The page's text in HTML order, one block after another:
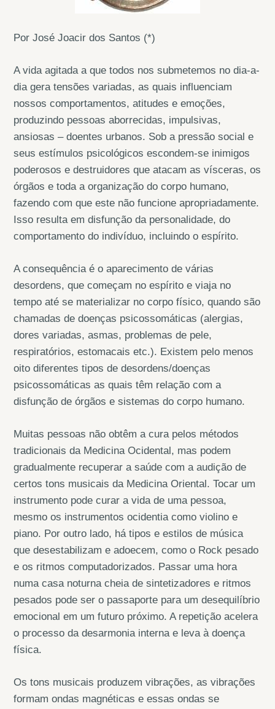
Por José Joacir dos Santos (*)
A vida agitada a que todos nos submetemos no dia-a-
dia gera tensões variadas, as quais influenciam
nossos comportamentos, atitudes e emoções,
produzindo pessoas aborrecidas, impulsivas,
ansiosas – doentes urbanos. Sob a pressão social e
seus estímulos psicológicos escondem-se inimigos
poderosos e destruidores que atacam as vísceras, os
órgãos e toda a organização do corpo humano,
fazendo com que este não funcione apropriadamente.
Isso resulta em disfunção da personalidade, do
comportamento do indivíduo, incluindo o espírito.
A consequência é o aparecimento de várias
desordens, que começam no espírito e viaja no
tempo até se materializar no corpo físico, quando são
chamadas de doenças psicossomáticas (alergias,
dores variadas, asmas, problemas de pele,
respiratórios, estomacais etc.). Existem pelo menos
oito diferentes tipos de desordens/doenças
psicossomáticas as quais têm relação com a
disfunção de órgãos e sistemas do corpo humano.
Muitas pessoas não obtêm a cura pelos métodos
tradicionais da Medicina Ocidental, mas podem
gradualmente recuperar a saúde com a audição de
certos tons musicais da Medicina Oriental. Tocar um
instrumento pode curar a vida de uma pessoa,
mesmo os instrumentos ocidentia como violino e
piano. Por outro lado, há tipos e estilos de música
que desestabilizam e adoecem, como o Rock pesado
e os ritmos computadorizados. Passar uma hora
numa casa noturna cheia de sintetizadores e ritmos
pesados pode ser o passaporte para um desequilíbrio
emocional em um futuro próximo. A repetição acelera
o processo da desarmonia interna e leva à doença
física.
Os tons musicais produzem vibrações, as vibrações
formam ondas magnéticas e essas ondas se